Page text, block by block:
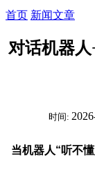
首页 新闻文章
对话机器
时间:
当机器人“听不